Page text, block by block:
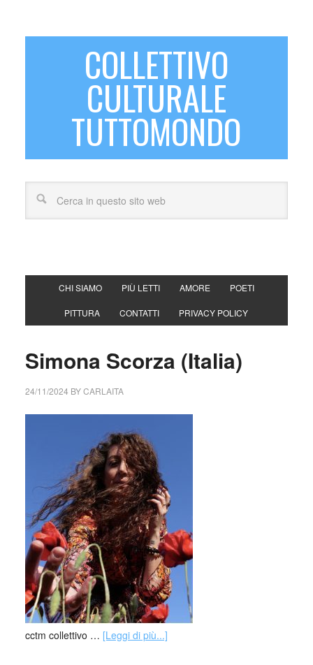
COLLETTIVO
CULTURALE
TUTTOMONDO
CHI SIAMO PIÙ LETTI AMORE POETI
PITTURA CONTATTI PRIVACY POLICY
Simona Scorza (Italia)
24/11/2024 BYCARLAITA
cctm collettivo … [Leggi di più...]